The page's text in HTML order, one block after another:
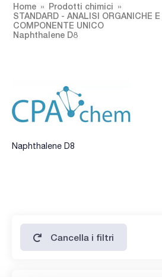
Home
Prodotti chimici
STANDARD - ANALISI ORGANICHE
COMPONENTE UNICO
Naphthalene D8
Naphthalene D8
Cancella i filtri